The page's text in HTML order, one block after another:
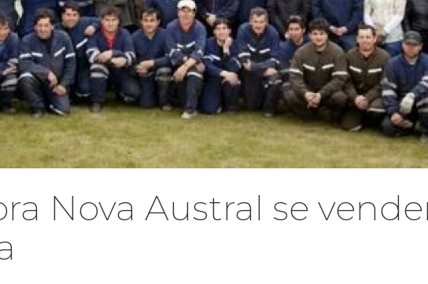
Nova Austral se